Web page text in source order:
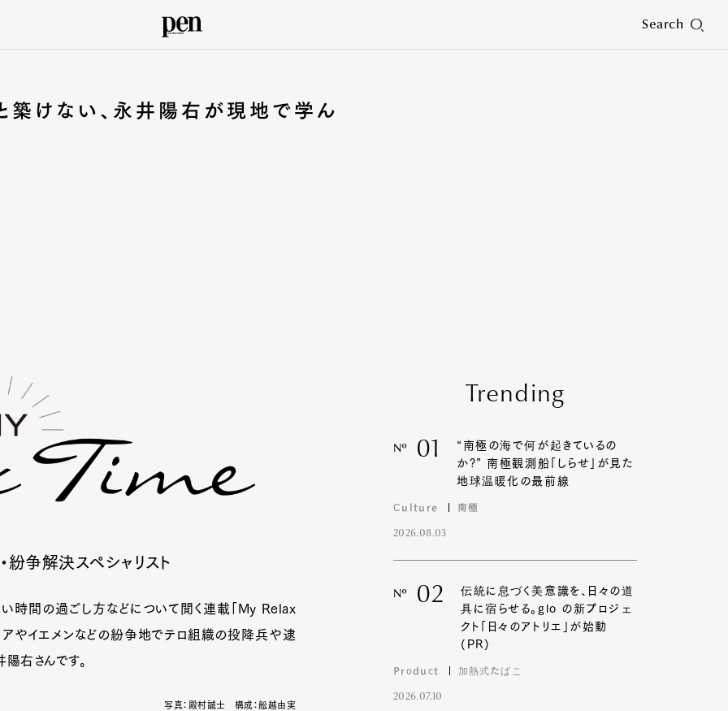
Search
築けない、永井陽右が現地で学ん
紛争解決スペシャリスト
い時間の過ごし方などについて聞く連載「My Relax
やイエメンなどの紛争地でテロ組織の投降兵や逮
右さんです。
写真：殿村誠士 構成：舩越由実
Trending
Nº 01
“南極の海で何が起きているの
か?” 南極観測船「しらせ」が見た
地球温暖化の最前線
Culture 南極
2026.08.03
Nº 02
伝統に息づく美意識を、日々の道
具に宿らせる。glo の新プロジェ
クト「日々のアトリエ」が始動
(PR)
Product 加熱式たばこ
2026.07.10